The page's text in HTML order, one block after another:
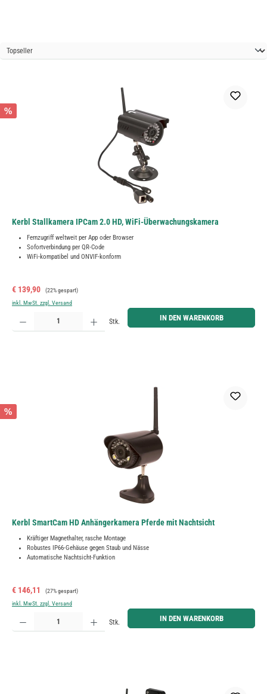
%
Kerbl Stallkamera IPCam 2.0 HD, WiFi-Überwachungskamera
Fernzugriff weltweit per App oder Browser
Sofortverbindung per QR-Code
WiFi-kompatibel und ONVIF-konform
Verkaufspreis:
€ 139,90 Regulärer Preis:
(22% gespart)
inkl. MwSt. zzgl. Versand
Produkt Anzahl: Gib den gewünschten Wert ein oder benutze die Schaltflächen um die Anzahl zu
Stk. IN DEN WARENKORB
%
Kerbl SmartCam HD Anhängerkamera Pferde mit Nachtsicht
Kräftiger Magnethalter, rasche Montage
Robustes IP66-Gehäuse gegen Staub und Nässe
Automatische Nachtsicht-Funktion
Verkaufspreis:
€ 146,11 Regulärer Preis:
(27% gespart)
inkl. MwSt. zzgl. Versand
Produkt Anzahl: Gib den gewünschten Wert ein oder benutze die Schaltflächen um die Anzahl zu
Stk. IN DEN WARENKORB